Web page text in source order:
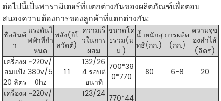
ต่อไปนี้เป็นพารามิเตอร์ที่แตกต่างกันของผลิตภัณฑ์เพื่อตอบ
สนองความต้องการของลูกค้าที่แตกต่างกัน:
ชื่อสินค้
า
แรงดันไ
ฟฟ้าที่กำ
หนด
พลัง(กิโ
ลวัตต์)
ความเร็
วในการ
ผสม
ขนาดโด
ยรวม(ม
ม.)
น้ำหนักสุ
ทธิ(กก.)
การผลิต
(กก.)
ความจุข
องลำไส้
(ลิตร)
เครื่องผ
สมแป้ง
20 ลิตร
~220v/
380v/5
0hz
1.1
132/26
4 รอบต่
อนาที
700*39
0*770
80 6-8
20
เครื่องผ ~220v/
123/24 770*44